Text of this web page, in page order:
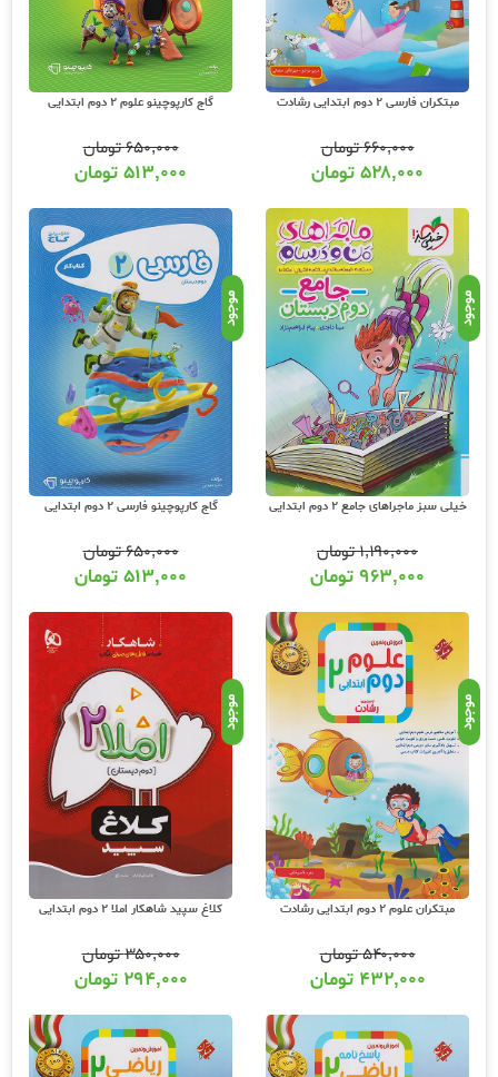
مبتکران فارسی 2 دوم ابتدایی رشادت
۶۶۰,۰۰۰تومان
۵۲۸,۰۰۰ تومان
گاج کارپوچینو علوم 2 دوم ابتدایی
۶۵۰,۰۰۰تومان
۵۱۳,۰۰۰ تومان
موجود
خیلی سبز ماجراهای جامع 2 دوم ابتدایی
۱,۱۹۰,۰۰۰تومان
۹۶۳,۰۰۰ تومان
موجود
گاج کارپوچینو فارسی 2 دوم ابتدایی
۶۵۰,۰۰۰تومان
۵۱۳,۰۰۰ تومان
موجود
مبتکران علوم 2 دوم ابتدایی رشادت
۵۴۰,۰۰۰تومان
۴۳۲,۰۰۰ تومان
موجود
کلاغ سپید شاهکار املا 2 دوم ابتدایی
۳۵۰,۰۰۰تومان
۲۹۴,۰۰۰ تومان